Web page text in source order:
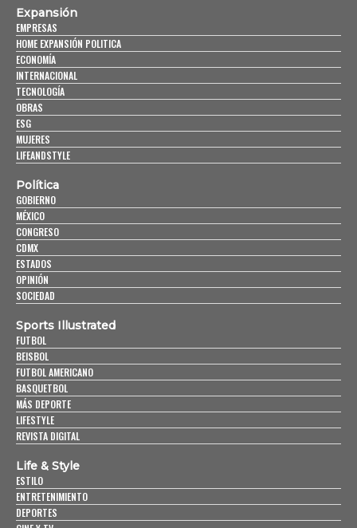
Expansión
EMPRESAS
HOME EXPANSIÓN POLITICA
ECONOMÍA
INTERNACIONAL
TECNOLOGÍA
OBRAS
ESG
MUJERES
LIFEANDSTYLE
Política
GOBIERNO
MÉXICO
CONGRESO
CDMX
ESTADOS
OPINIÓN
SOCIEDAD
Sports Illustrated
FUTBOL
BEISBOL
FUTBOL AMERICANO
BASQUETBOL
MÁS DEPORTE
LIFESTYLE
REVISTA DIGITAL
Life & Style
ESTILO
ENTRETENIMIENTO
DEPORTES